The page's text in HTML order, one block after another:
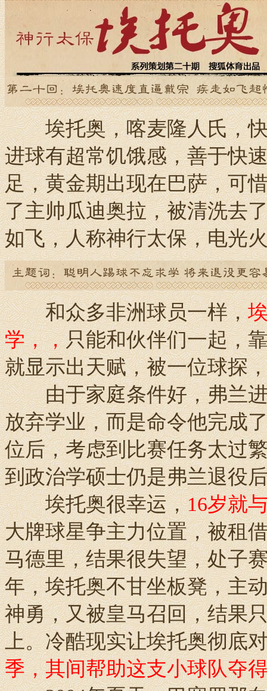
埃托奥，喀麦隆人氏，快
进球有超常饥饿感，善于快
足，黄金期出现在巴萨，可
了主帅瓜迪奥拉，被清洗去
如飞，人称神行太保，电光
和众多非洲球员一样，
学，，只能和伙伴们一起，
就显示出天赋，被一位球探
由于家庭条件好，弗兰进
放弃学业，而是命令他完成
位后，考虑到比赛任务太过
到政治学硕士仍是弗兰退役
埃托奥很幸运，16岁就
大牌球星争主力位置，被租
马德里，结果很失望，处子
年，埃托奥不甘坐板凳，主
神勇，又被皇马召回，结果
上。冷酷现实让埃托奥彻底
季，其间帮助这支小球队夺